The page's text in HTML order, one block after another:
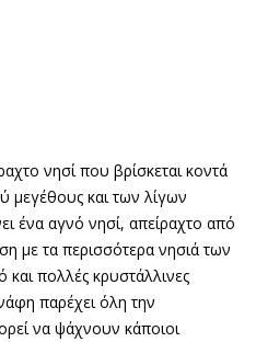
νησί που βρίσκεται κοντά
μεγέθους και των λίγων
ένα αγνό νησί, απείραχτο από
με τα περισσότερα νησιά των
πολλές κρυστάλλινες
παρέχει όλη την
να ψάχνουν κάποιοι